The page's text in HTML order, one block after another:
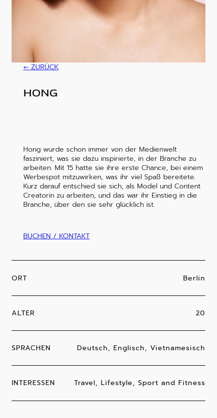
ZURÜCK
HONG
Hong wurde schon immer von der Medienwelt
fasziniert, was sie dazu inspirierte, in der Branche zu
arbeiten. Mit 15 hatte sie ihre erste Chance, bei einem
Werbespot mitzuwirken, was ihr viel Spaß bereitete.
Kurz darauf entschied sie sich, als Model und Content
Creatorin zu arbeiten, und das war ihr Einstieg in die
Branche, über den sie sehr glücklich ist.
BUCHEN / KONTAKT
ORT Berlin
ALTER 20
SPRACHEN Deutsch, Englisch, Vietnamesisch
INTERESSEN Travel, Lifestyle, Sport and Fitness